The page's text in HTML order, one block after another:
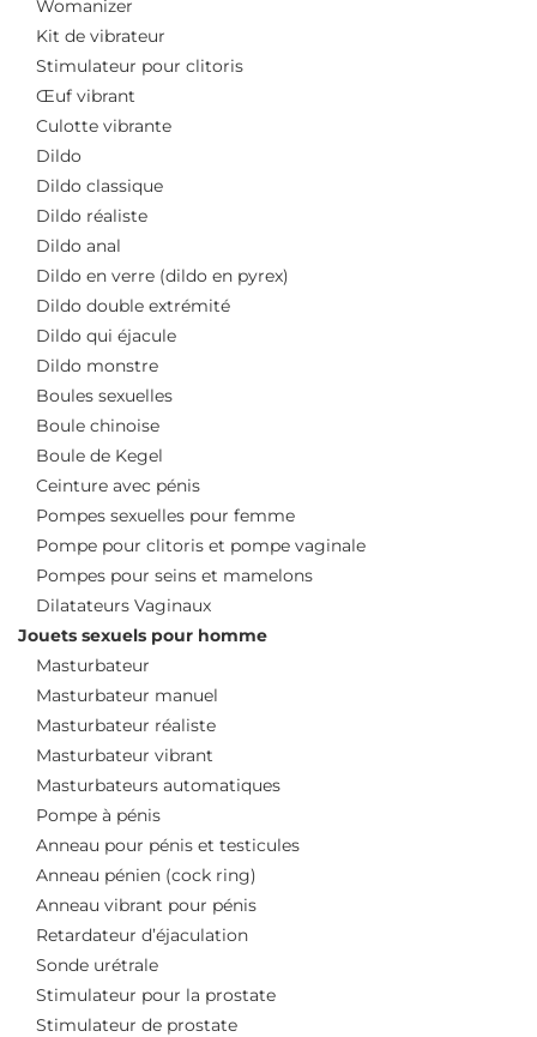
Womanizer
Kit de vibrateur
Stimulateur pour clitoris
Œuf vibrant
Culotte vibrante
Dildo
Dildo classique
Dildo réaliste
Dildo anal
Dildo en verre (dildo en pyrex)
Dildo double extrémité
Dildo qui éjacule
Dildo monstre
Boules sexuelles
Boule chinoise
Boule de Kegel
Ceinture avec pénis
Pompes sexuelles pour femme
Pompe pour clitoris et pompe vaginale
Pompes pour seins et mamelons
Dilatateurs Vaginaux
Jouets sexuels pour homme
Masturbateur
Masturbateur manuel
Masturbateur réaliste
Masturbateur vibrant
Masturbateurs automatiques
Pompe à pénis
Anneau pour pénis et testicules
Anneau pénien (cock ring)
Anneau vibrant pour pénis
Retardateur d’éjaculation
Sonde urétrale
Stimulateur pour la prostate
Stimulateur de prostate